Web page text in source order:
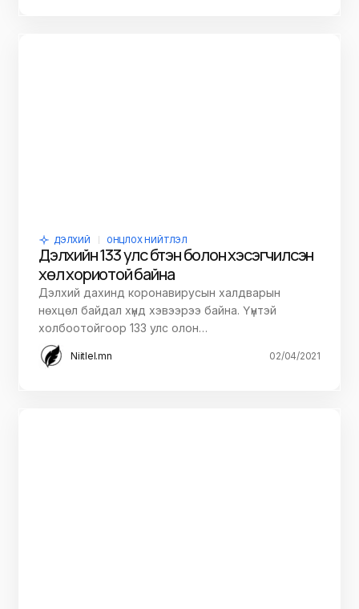
ДЭЛХИЙ ОНЦЛОХ НИЙТЛЭЛ
Дэлхийн 133 улс бүтэн болон хэсэгчилсэн
хөл хориотой байна
Дэлхий дахинд коронавирусын халдварын
нөхцөл байдал хүнд хэвээрээ байна. Үүнтэй
холбоотойгоор 133 улс олон…
Niitlel.mn 02/04/2021